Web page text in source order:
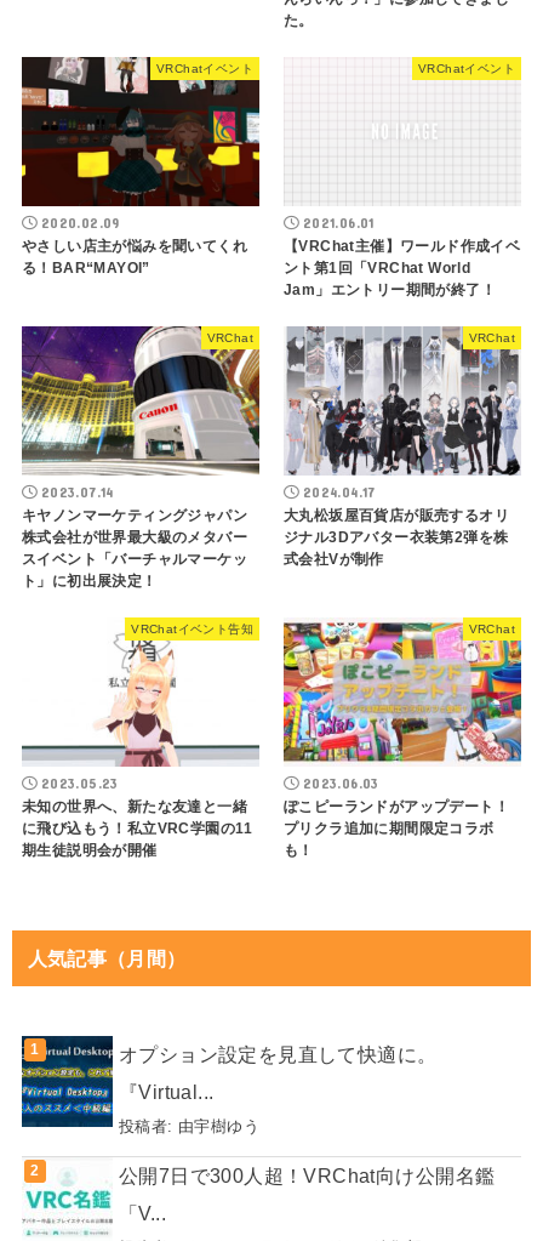
た。
VRChatイベント
2020.02.09
やさしい店主が悩みを聞いてくれ
る！BAR“MAYOI”
VRChatイベント
2021.06.01
【VRChat主催】ワールド作成イベ
ント第1回「VRChat World
Jam」エントリー期間が終了！
VRChat
2023.07.14
キヤノンマーケティングジャパン
株式会社が世界最大級のメタバー
スイベント「バーチャルマーケッ
ト」に初出展決定！
VRChat
2024.04.17
大丸松坂屋百貨店が販売するオリ
ジナル3Dアバター衣装第2弾を株
式会社Vが制作
VRChatイベント告知
2023.05.23
未知の世界へ、新たな友達と一緒
に飛び込もう！私立VRC学園の11
期生徒説明会が開催
VRChat
2023.06.03
ぽこピーランドがアップデート！
プリクラ追加に期間限定コラボ
も！
人気記事（月間）
オプション設定を見直して快適に。
『Virtual...
投稿者: 由宇樹ゆう
公開7日で300人超！VRChat向け公開名鑑
「V...